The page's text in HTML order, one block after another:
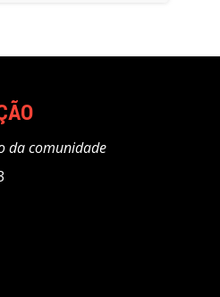
da comunidade